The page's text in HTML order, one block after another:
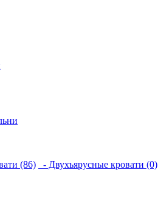
(86) - Двухъярусные кровати (0)